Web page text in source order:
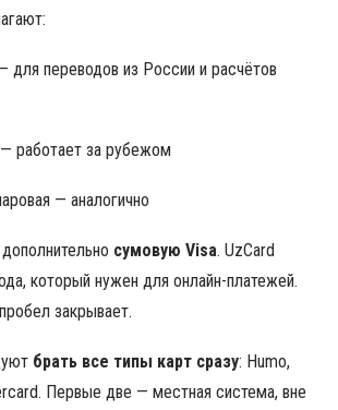
для переводов из России и расчётов
работает за рубежом
— аналогично
сумовую Visa. UzCard
который нужен для онлайн-платежей.
закрывает.
брать все типы карт сразу: Humo,
Первые две — местная система, вне